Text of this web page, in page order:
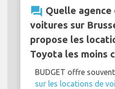
question_answer Quelle
voitures sur
propose les
Toyota les moins
BUDGET offre
sur les locations de